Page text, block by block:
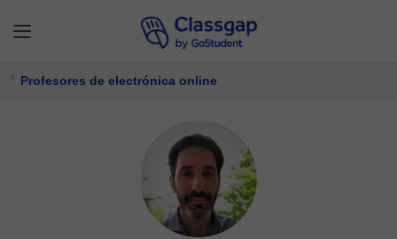
Profesores de electrónica online